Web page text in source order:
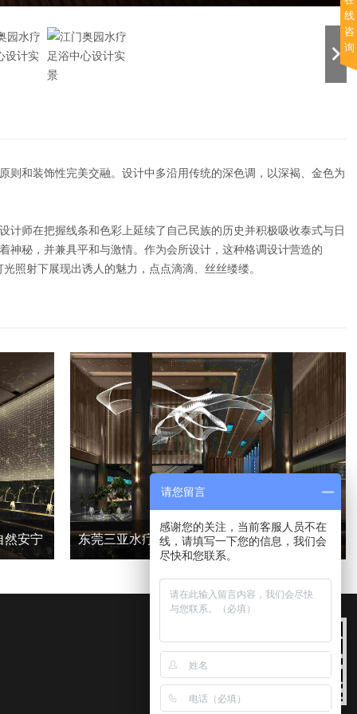
和装饰性完美交融。设计中多沿用传统的深色调，以深褐、金色为
师在把握线条和色彩上延续了自己民族的历史并积极吸收泰式与日
神秘，并兼具平和与激情。作为会所设计，这种格调设计营造的
照射下展现出诱人的魅力，点点滴滴、丝丝缕缕。
然安宁 东莞三亚水疗会所功能区丨君子设计，和而不同
线
咨
询
请您留言
感谢您的关注，当前客服人员不在
线，请填写一下您的信息，我们会
尽快和您联系。